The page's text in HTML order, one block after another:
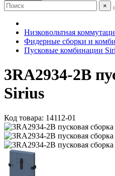
×
Низковольтная
Фидерные сборки и
Пусковые комбинации
3RA2934-2B
Sirius
Код товара: 14112-01